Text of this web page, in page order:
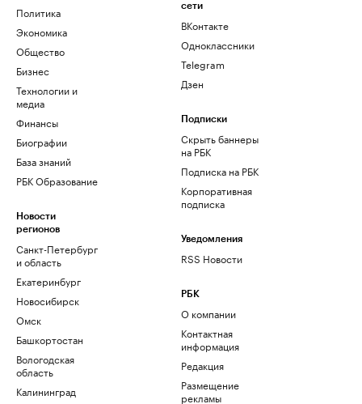
Политика
Экономика
Общество
Бизнес
Технологии и
медиа
Финансы
Биографии
База знаний
РБК Образование
Новости
регионов
Санкт-Петербург
и область
Екатеринбург
Новосибирск
Омск
Башкортостан
Вологодская
область
Калининград
сети
ВКонтакте
Одноклассники
Telegram
Дзен
Подписки
Скрыть баннеры
на РБК
Подписка на РБК
Корпоративная
подписка
Уведомления
RSS Новости
РБК
О компании
Контактная
информация
Редакция
Размещение
рекламы